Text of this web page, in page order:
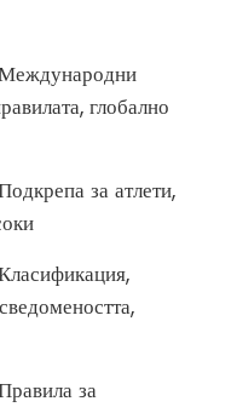
глобално
за атлети,
за